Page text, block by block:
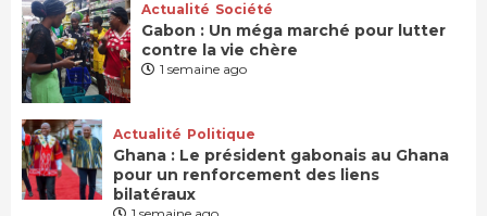
Actualité Société
Gabon : Un méga marché pour lutter
contre la vie chère
1 semaine ago
Actualité Politique
Ghana : Le président gabonais au Ghana
pour un renforcement des liens
bilatéraux